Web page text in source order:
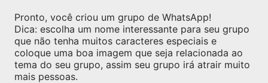
Pronto, você criou um grupo de WhatsApp!
Dica: escolha um nome interessante para seu grupo
que não tenha muitos caracteres especiais e
coloque uma boa imagem que seja relacionada ao
tema do seu grupo, assim seu grupo irá atrair muito
mais pessoas.